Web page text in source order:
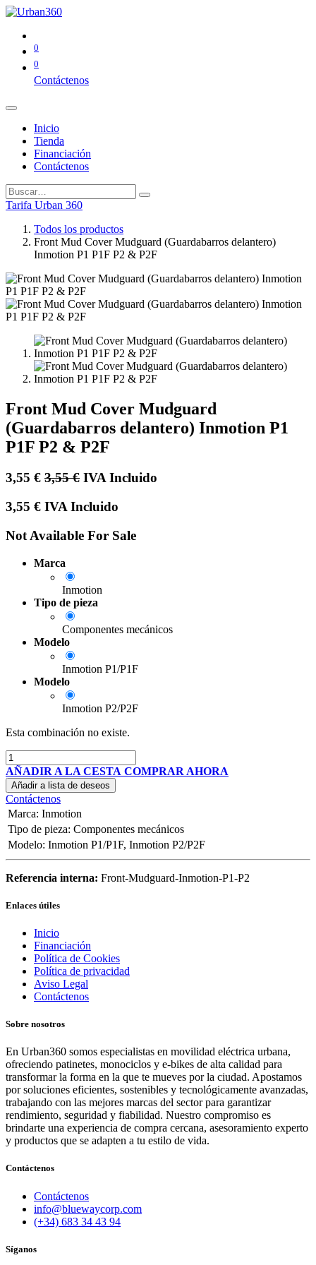
0
0
Contáctenos
Inicio
Tienda
Financiación
Contáctenos
Tarifa Urban 360
Todos los productos
Front Mud Cover Mudguard (Guardabarros delantero)
Inmotion P1 P1F P2 & P2F
Front Mud Cover Mudguard
(Guardabarros delantero) Inmotion P1
P1F P2 & P2F
3,55 € 3,55€ IVA Incluido
3,55 € IVA Incluido
Not Available For Sale
Marca
Inmotion
Tipo de pieza
Componentes mecánicos
Modelo
Inmotion P1/P1F
Modelo
Inmotion P2/P2F
Esta combinación no existe.
AÑADIR A LA CESTA COMPRAR AHORA
Añadir a lista de deseos
Contáctenos
Marca: Inmotion
Tipo de pieza: Componentes mecánicos
Modelo: Inmotion P1/P1F, Inmotion P2/P2F
Referencia interna: Front-Mudguard-Inmotion-P1-P2
Enlaces útiles
Inicio
Financiación
Política de Cookies
Política de privacidad
Aviso Legal
Contáctenos
Sobre nosotros
En Urban360 somos especialistas en movilidad eléctrica urbana,
ofreciendo patinetes, monociclos y e-bikes de alta calidad para
transformar la forma en la que te mueves por la ciudad. Apostamos
por soluciones eficientes, sostenibles y tecnológicamente avanzadas,
trabajando con las mejores marcas del sector para garantizar
rendimiento, seguridad y fiabilidad. Nuestro compromiso es
brindarte una experiencia de compra cercana, asesoramiento experto
y productos que se adapten a tu estilo de vida.
Contáctenos
Contáctenos
info@bluewaycorp.com
(+34) 683 34 43 94
Síganos